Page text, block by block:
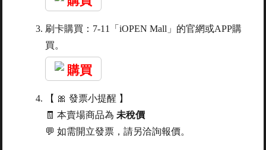
刷卡購買：7-11「iOPEN Mall」的官網或APP購
買。
購買
【 🎀 發票小提醒 】
🧾 本賣場商品為 未稅價
💬 如需開立發票，請另洽詢報價。